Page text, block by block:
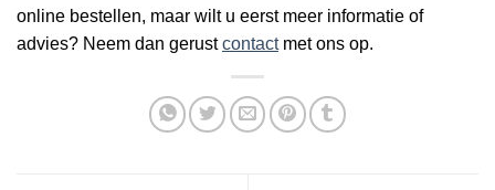
online bestellen, maar wilt u eerst meer informatie of
advies? Neem dan gerustcontactmet ons op.